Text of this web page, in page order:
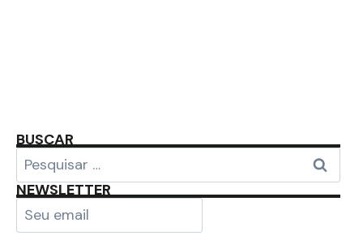
BUSCAR
NEWSLETTER